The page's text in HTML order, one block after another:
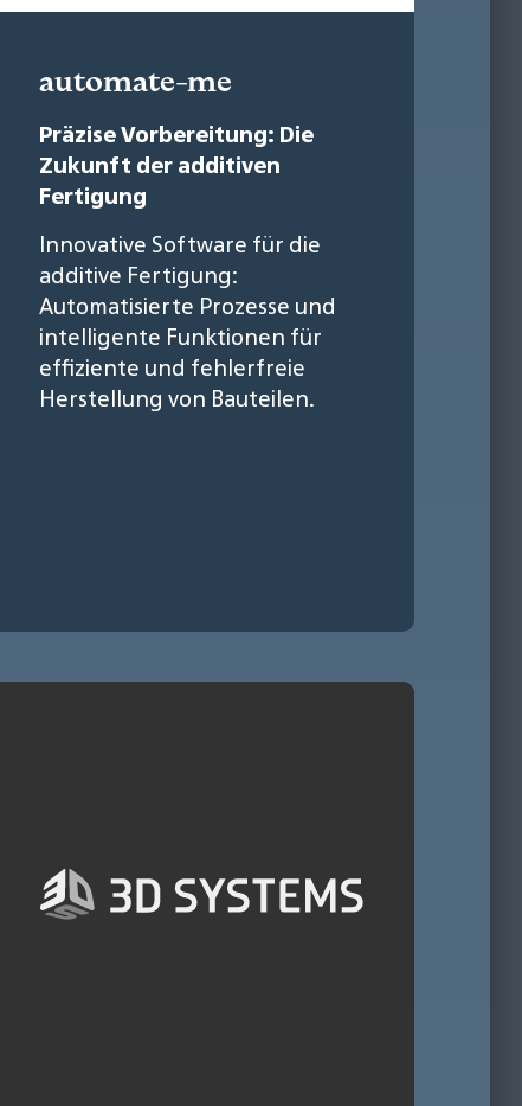
automate-me
Präzise Vorbereitung: Die
Zukunft der additiven
Fertigung
Innovative Software für die
additive Fertigung:
Automatisierte Prozesse und
intelligente Funktionen für
effiziente und fehlerfreie
Herstellung von Bauteilen.